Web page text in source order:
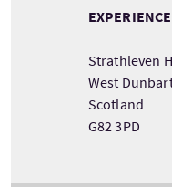
Strathleven
West
Scotland
G82 3PD